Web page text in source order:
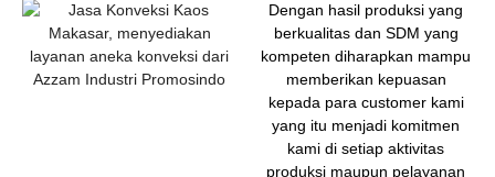
Dengan hasil produksi yang
berkualitas dan SDM yang
kompeten diharapkan mampu
memberikan kepuasan
kepada para customer kami
yang itu menjadi komitmen
kami di setiap aktivitas
produksi maupun pelayanan